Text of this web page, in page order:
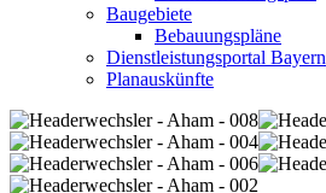
Baugebiete
Bebauungspläne
Dienstleistungsportal Bayern
Planauskünfte